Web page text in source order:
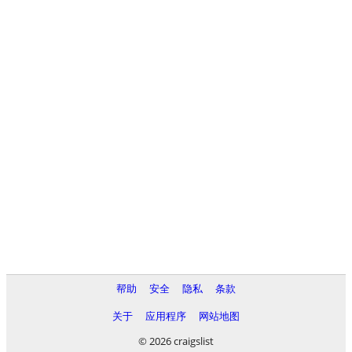
帮助 安全 隐私
条款
关于
应用程序
网站地图
© 2026 craigslist